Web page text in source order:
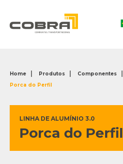
Biblioteca 3D
Home Produtos Componentes
Porca do Perfil
LINHA DE ALUMÍNIO 3.0
Porca do Perfil